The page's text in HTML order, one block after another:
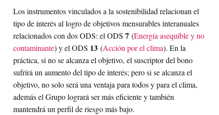
Los instrumentos vinculados a la sostenibilidad relacionan el
tipo de interés al logro de objetivos mensurables interanuales
relacionados con dos ODS: el ODS 7 (Energía asequible y no
contaminante) y el ODS 13 (Acción por el clima). En la
práctica, si no se alcanza el objetivo, el suscriptor del bono
sufrirá un aumento del tipo de interés; pero si se alcanza el
objetivo, no solo será una ventaja para todos y para el clima,
además el Grupo logrará ser más eficiente y también
mantendrá un perfil de riesgo más bajo.